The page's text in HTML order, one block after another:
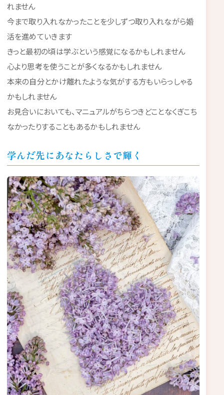
れません
今まで取り入れなかったことを少しずつ取り入れながら婚
活を進めていきます
きっと最初の頃は学ぶという感覚になるかもしれません
心より思考を使うことが多くなるかもしれません
本来の自分とかけ離れたような気がする方もいらっしゃる
かもしれません
お見合いにおいても、マニュアルがちらつきどことなくぎこち
なかったりすることもあるかもしれません
学んだ先にあなたらしさで輝く